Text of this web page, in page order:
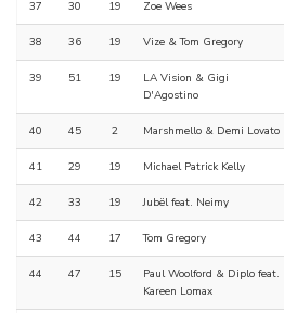
37 30 19 Zoe Wees
38 36 19 Vize & Tom Gregory
39 51 19
LA Vision & Gigi
D'Agostino
40 45 2 Marshmello & Demi Lovato
41 29 19 Michael Patrick Kelly
42 33 19 Jubël feat. Neimy
43 44 17 Tom Gregory
44 47 15
Paul Woolford & Diplo feat.
Kareen Lomax